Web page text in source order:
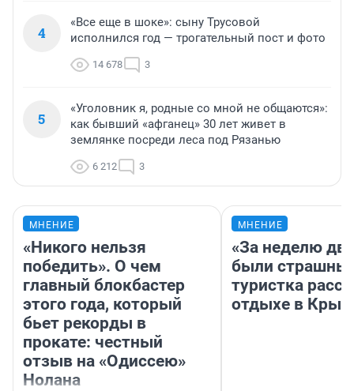
4
«Все еще в шоке»: сыну Трусовой
исполнился год — трогательный пост и фото
14 678 3
5
«Уголовник я, родные со мной не общаются»:
как бывший «афганец» 30 лет живет в
землянке посреди леса под Рязанью
6 212 3
МНЕНИЕ
«Никого нельзя
победить». О чем
главный блокбастер
этого года, который
бьет рекорды в
прокате: честный
отзыв на «Одиссею»
Нолана
МНЕНИЕ
«За неделю
были
туристка
отдыхе в